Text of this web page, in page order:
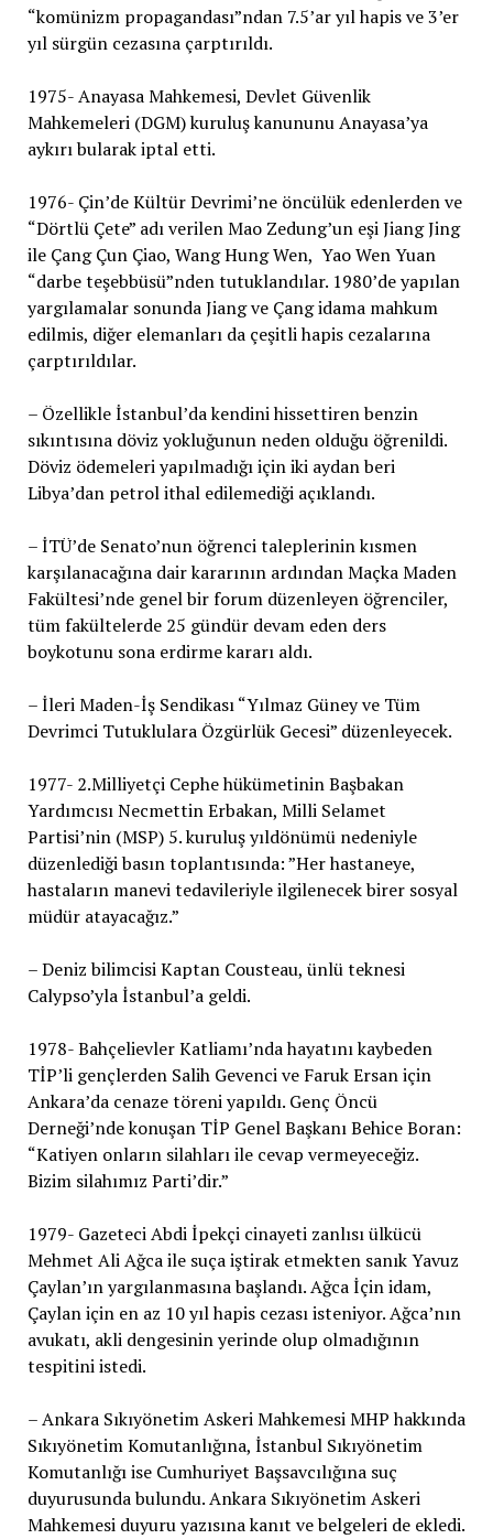
“komünizm propagandası”ndan 7.5’ar yıl hapis ve 3’er
yıl sürgün cezasına çarptırıldı.
1975- Anayasa Mahkemesi, Devlet Güvenlik
Mahkemeleri (DGM) kuruluş kanununu Anayasa’ya
aykırı bularak iptal etti.
1976- Çin’de Kültür Devrimi’ne öncülük edenlerden ve
“Dörtlü Çete” adı verilen Mao Zedung’un eşi Jiang Jing
ile Çang Çun Çiao, Wang Hung Wen, Yao Wen Yuan
“darbe teşebbüsü”nden tutuklandılar. 1980’de yapılan
yargılamalar sonunda Jiang ve Çang idama mahkum
edilmis, diğer elemanları da çeşitli hapis cezalarına
çarptırıldılar.
– Özellikle İstanbul’da kendini hissettiren benzin
sıkıntısına döviz yokluğunun neden olduğu öğrenildi.
Döviz ödemeleri yapılmadığı için iki aydan beri
Libya’dan petrol ithal edilemediği açıklandı.
– İTÜ’de Senato’nun öğrenci taleplerinin kısmen
karşılanacağına dair kararının ardından Maçka Maden
Fakültesi’nde genel bir forum düzenleyen öğrenciler,
tüm fakültelerde 25 gündür devam eden ders
boykotunu sona erdirme kararı aldı.
– İleri Maden-İş Sendikası “Yılmaz Güney ve Tüm
Devrimci Tutuklulara Özgürlük Gecesi” düzenleyecek.
1977- 2.Milliyetçi Cephe hükümetinin Başbakan
Yardımcısı Necmettin Erbakan, Milli Selamet
Partisi’nin (MSP) 5. kuruluş yıldönümü nedeniyle
düzenlediği basın toplantısında: ”Her hastaneye,
hastaların manevi tedavileriyle ilgilenecek birer sosyal
müdür atayacağız.”
– Deniz bilimcisi Kaptan Cousteau, ünlü teknesi
Calypso’yla İstanbul’a geldi.
1978- Bahçelievler Katliamı’nda hayatını kaybeden
TİP’li gençlerden Salih Gevenci ve Faruk Ersan için
Ankara’da cenaze töreni yapıldı. Genç Öncü
Derneği’nde konuşan TİP Genel Başkanı Behice Boran:
“Katiyen onların silahları ile cevap vermeyeceğiz.
Bizim silahımız Parti’dir.”
1979- Gazeteci Abdi İpekçi cinayeti zanlısı ülkücü
Mehmet Ali Ağca ile suça iştirak etmekten sanık Yavuz
Çaylan’ın yargılanmasına başlandı. Ağca İçin idam,
Çaylan için en az 10 yıl hapis cezası isteniyor. Ağca’nın
avukatı, akli dengesinin yerinde olup olmadığının
tespitini istedi.
– Ankara Sıkıyönetim Askeri Mahkemesi MHP hakkında
Sıkıyönetim Komutanlığına, İstanbul Sıkıyönetim
Komutanlığı ise Cumhuriyet Başsavcılığına suç
duyurusunda bulundu. Ankara Sıkıyönetim Askeri
Mahkemesi duyuru yazısına kanıt ve belgeleri de ekledi.